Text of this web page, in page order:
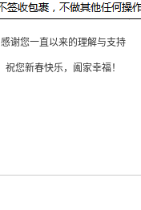
感谢您一直以来的理解与支持
祝您新春快乐，阖家幸福！